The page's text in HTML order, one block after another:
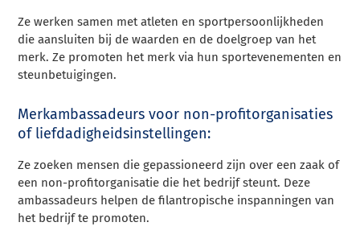
Ze werken samen met atleten en sportpersoonlijkheden
die aansluiten bij de waarden en de doelgroep van het
merk. Ze promoten het merk via hun sportevenementen en
steunbetuigingen.
Merkambassadeurs voor non-profitorganisaties
of liefdadigheidsinstellingen:
Ze zoeken mensen die gepassioneerd zijn over een zaak of
een non-profitorganisatie die het bedrijf steunt. Deze
ambassadeurs helpen de filantropische inspanningen van
het bedrijf te promoten.